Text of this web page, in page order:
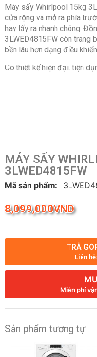
Máy sấy Whirlpool 15kg
cửa rộng và mở ra phía
hay lấy ra nhanh chóng.
3LWED4815FW còn trang
bền lâu hơn dạng điều
Có thiết kế hiện đại, tiện
MÁY SẤY
3LWED4815FW
Mã sản phẩm:
8,099,000VND
TRẢ
Liên
Miễn phí
Sản phẩm tương tự